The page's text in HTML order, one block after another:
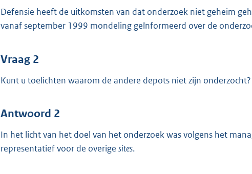
Defensie heeft de uitkomsten van dat onderzoek niet geheim
vanaf september 1999 mondeling geïnformeerd over de
Vraag 2
Kunt u toelichten waarom de andere depots niet zijn onderzocht?
Antwoord 2
In het licht van het doel van het onderzoek was volgens het
representatief voor de overige sites.